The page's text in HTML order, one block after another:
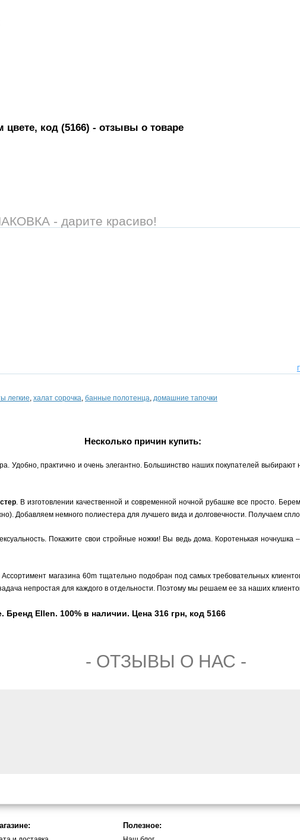
код (5166) - отзывы о товаре
- дарите красиво!
легкие, халат сорочка, банные полотенца, домашние тапочки
Несколько причин купить:
Удобно, практично и очень элегантно. Большинство наших покупателей
. В изготовлении качественной и современной ночной рубашке все просто.
Добавляем немного полиестера для лучшего вида и долговечности. Получаем
Покажите свои стройные ножки! Вы ведь дома. Коротенькая
Ассортимент магазина 60m тщательно подобран под самых требовательных
непростая для каждого в отдельности. Поэтому мы решаем ее за наших
Ellen. 100% в наличии. Цена 316 грн, код 5166
- ОТЗЫВЫ О НАС -
Полезное: